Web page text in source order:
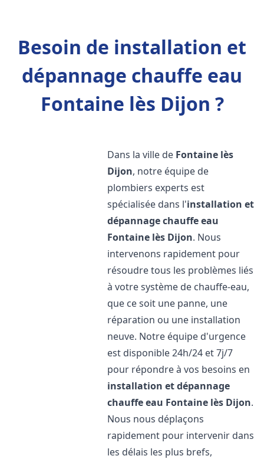
Besoin de installation et
dépannage chauffe eau
Fontaine lès Dijon ?
Dans la ville de Fontaine lès
Dijon, notre équipe de
plombiers experts est
spécialisée dans l'installation et
dépannage chauffe eau
Fontaine lès Dijon. Nous
intervenons rapidement pour
résoudre tous les problèmes liés
à votre système de chauffe-eau,
que ce soit une panne, une
réparation ou une installation
neuve. Notre équipe d'urgence
est disponible 24h/24 et 7j/7
pour répondre à vos besoins en
installation et dépannage
chauffe eau Fontaine lès Dijon.
Nous nous déplaçons
rapidement pour intervenir dans
les délais les plus brefs,